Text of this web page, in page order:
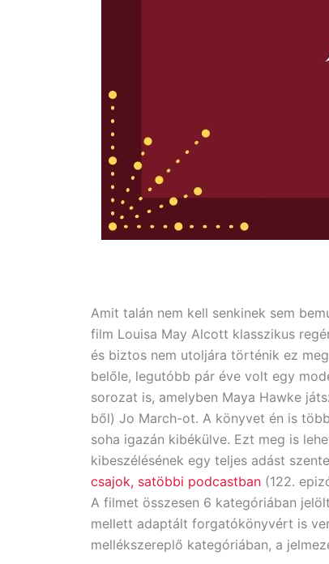
Amit talán nem kell senkinek sem
film Louisa May Alcott klasszikus
és biztos nem utoljára történik ez
belőle, legutóbb pár éve volt egy
sorozat is, amelyben Maya Hawke
ből) Jo March-ot. A könyvet én is
soha igazán kibékülve. Ezt meg is
kibeszélésének egy teljes adást
csajok, satöbbi podcastban (122.
A filmet összesen 6 kategóriában
mellett adaptált forgatókönyvért is
mellékszereplő kategóriában, a